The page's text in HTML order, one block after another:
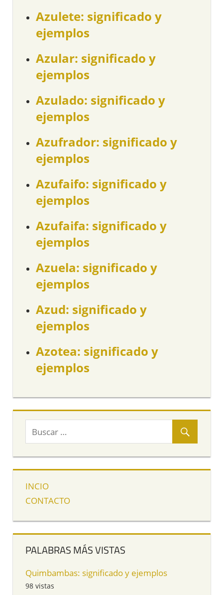
Azulete: significado y
ejemplos
Azular: significado y
ejemplos
Azulado: significado y
ejemplos
Azufrador: significado y
ejemplos
Azufaifo: significado y
ejemplos
Azufaifa: significado y
ejemplos
Azuela: significado y
ejemplos
Azud: significado y
ejemplos
Azotea: significado y
ejemplos
INCIO
CONTACTO
PALABRAS MÁS VISTAS
Quimbambas: significado y ejemplos
98 vistas